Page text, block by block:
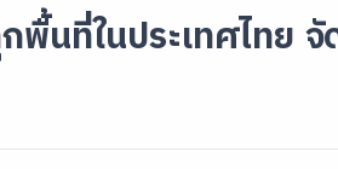
พื้นที่ในประเทศไทย